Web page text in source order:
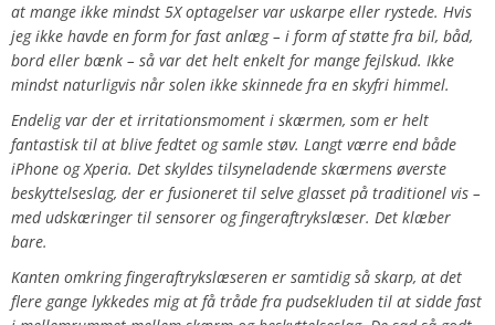
at mange ikke mindst 5X optagelser var uskarpe eller rystede. Hvis
jeg ikke havde en form for fast anlæg – i form af støtte fra bil, båd,
bord eller bænk – så var det helt enkelt for mange fejlskud. Ikke
mindst naturligvis når solen ikke skinnede fra en skyfri himmel.
Endelig var der et irritationsmoment i skærmen, som er helt
fantastisk til at blive fedtet og samle støv. Langt værre end både
iPhone og Xperia. Det skyldes tilsyneladende skærmens øverste
beskyttelseslag, der er fusioneret til selve glasset på traditionel vis –
med udskæringer til sensorer og fingeraftrykslæser. Det klæber
bare.
Kanten omkring fingeraftrykslæseren er samtidig så skarp, at det
flere gange lykkedes mig at få tråde fra pudsekluden til at sidde fast